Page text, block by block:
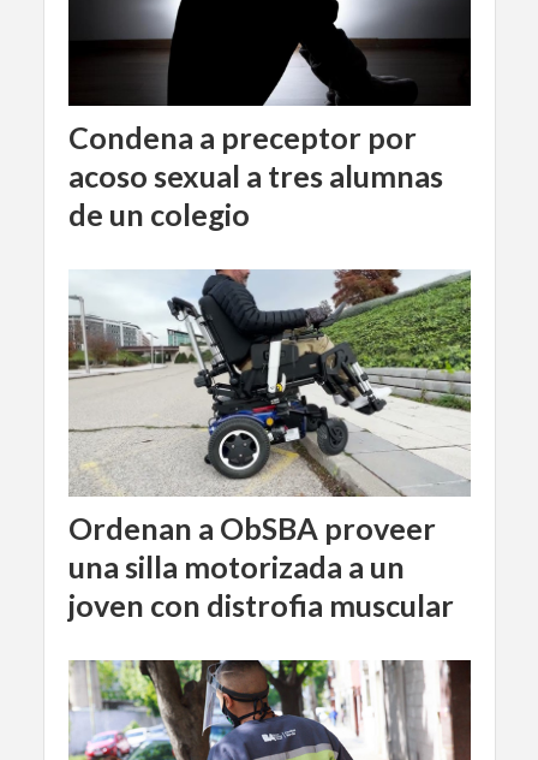
Condena a preceptor por
acoso sexual a tres alumnas
de un colegio
Ordenan a ObSBA proveer
una silla motorizada a un
joven con distrofia muscular